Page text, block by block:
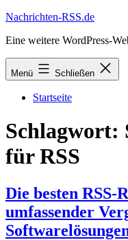
Zum
springen
Nachrichten-RSS.de
Eine weitere WordPress-
Menü Schließen
Startseite
Schlagwort:
für RSS
Die besten RSS-
umfassender